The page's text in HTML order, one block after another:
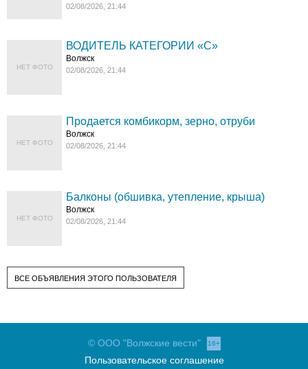
02/08/2026, 21:44
НЕТ ФОТО
ВОДИТЕЛЬ КАТЕГОРИИ «C»
Волжск
02/08/2026, 21:44
НЕТ ФОТО
Продается комбикорм, зерно, отруби
Волжск
02/08/2026, 21:44
НЕТ ФОТО
Балконы (обшивка, утепление, крыша)
Волжск
02/08/2026, 21:44
ВСЕ ОБЪЯВЛЕНИЯ ЭТОГО ПОЛЬЗОВАТЕЛЯ
© ООО "Волжские вести" 16+
Пользовательское соглашение